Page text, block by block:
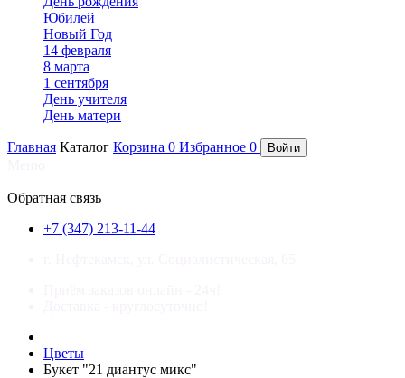
Юбилей
Новый Год
14 февраля
8 марта
1 сентября
День учителя
День матери
Главная Каталог Корзина 0 Избранное 0 Войти
Обратная связь
+7 (347) 213-11-44
Цветы
Букет "21 диантус микс"